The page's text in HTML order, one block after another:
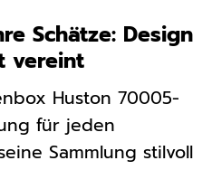
Schätze: Design
vereint
Huston 70005-
für jeden
Sammlung stilvoll